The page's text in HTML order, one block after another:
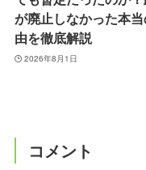
が廃止しなかった本
由を徹底解説
2026年8月1日
コメント